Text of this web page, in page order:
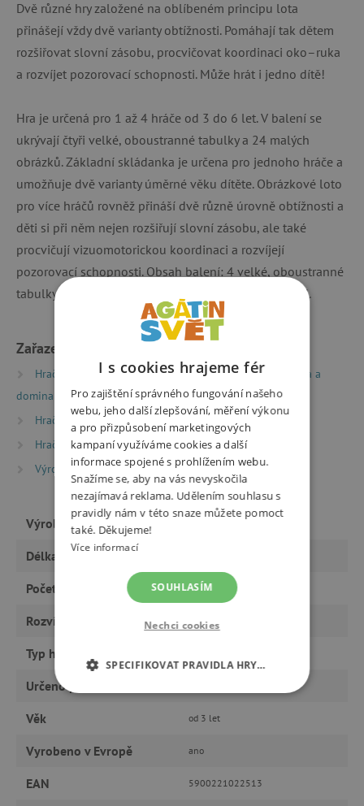
Dvě různé hry založené na oblíbeném principu lota
přinášejí vždy dvě varianty obtížnosti. Pomáhají tak dětem
rozšiřovat slovní zásobu, procvičovat koordinaci oko–ruka
a rozvíjet pozorovací schopnosti. Může hrát i jedno dítě!
Hra je určená pro 1 až 4 hráče od 3 do 6 let. V balení se
ukrývají čtyři velké, oboustranné tabulky a 24 malých
obrázků. Základní skládanka je určena pro jednoho hráče a
umožňuje dvě varianty úměrné věku dítěte. Obrázkové loto
pro více hráčů rovněž přináší dvě různě úrovně obtížnosti a
děti si při něm nejen rozšiřují slovní zásobu, ale také
procvičují vizuomotorickou koordinaci a rozvíjejí
pozorovací schopnosti. Obsah balení: 4 velké, oboustranné
tabulky, 24 malých obrázků, český a slovenský návod.
Zařazeno v kategoriích
Hračky dle typu Společenské hry
Lota, pexesa a
domina
Hračky dle typu
Montessori hračky
Hračky dle věku
Hry a hračky pro děti od 3 let
Výrobci
Granna
Výrobce
Délka
Počet hráčů 4 roky
Rozvíjí motoriku, řeč
Typ hračky
Určeno pro
Věk od 3 let
Vyrobeno v Evropě ano
EAN 5900221022513
I s cookies hrajeme fér
Pro zajištění správného fungování našeho
webu, jeho další zlepšování, měření výkonu
a pro přizpůsobení marketingových
kampaní využíváme cookies a další
informace spojené s prohlížením webu.
Snažíme se, aby na vás nevyskočila
nezajímavá reklama. Udělením souhlasu s
pravidly nám v této snaze můžete pomoct
také. Děkujeme!
Více informací
SOUHLASÍM
Nechci cookies
SPECIFIKOVAT PRAVIDLA HRY…
NEZBYTNĚ NUTNÉ COOKIES